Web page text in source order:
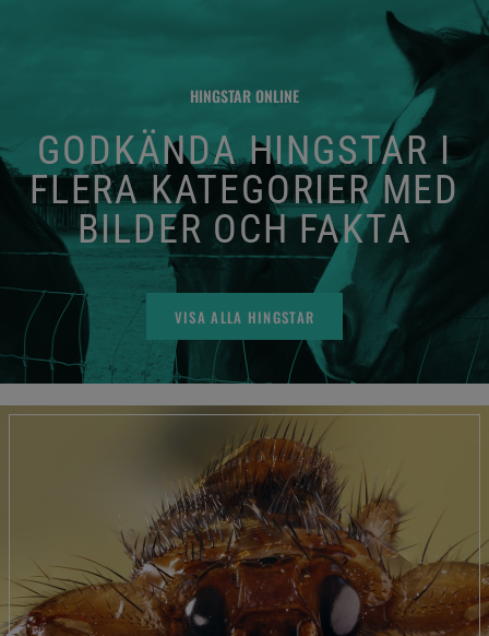
HINGSTAR ONLINE
GODKÄNDA HINGSTAR I
FLERA KATEGORIER MED
BILDER OCH FAKTA
VISA ALLA HINGSTAR